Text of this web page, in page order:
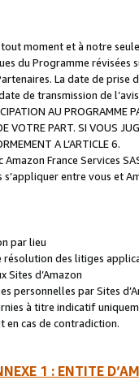
moment et à notre
du Programme
La date de
de transmission de
AU PROGRAMME
VOTRE PART. SI VOUS
A L’ARTICLE 6.
France Services
entre vous et
par lieu
des litiges
Sites d’Amazon
personnelles par Sites
à titre indicatif
en cas de contradiction.
1 : ENTITE